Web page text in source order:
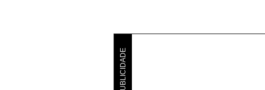
PUBLICIDADE